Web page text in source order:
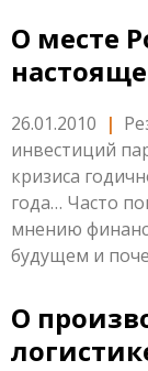
О месте
26.01.2010 |
инвестиций
кризиса
года… Часто
мнению
будущем и
О